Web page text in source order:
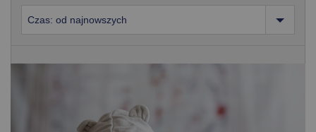
Czas: od najnowszych